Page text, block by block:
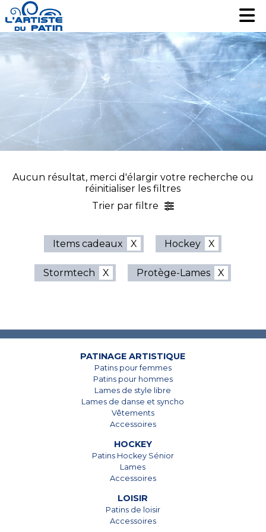
Hockey
Liquidation
Nous contacter
EN
7825, Boul. Taschereau
Brossard, Qc
J4Y 1A4
450 678-5442
Aucun résultat, merci d'élargir votre recherche ou
réinitialiser les filtres
Trier par filtre
Items cadeaux Hockey
Stormtech Protège-Lames
PATINAGE ARTISTIQUE
Patins pour femmes
Patins pour hommes
Lames de style libre
Lames de danse et syncho
Vêtements
Accessoires
HOCKEY
Patins Hockey Sénior
Lames
Accessoires
LOISIR
Patins de loisir
Accessoires
Hockey
Liquidation
Nous contacter
EN
7825, Boul. Taschereau
Brossard, Qc
J4Y 1A4
450 678-5442